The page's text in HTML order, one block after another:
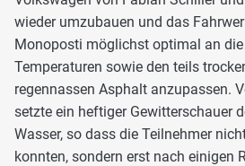
wieder umzubauen und das
Monoposti möglichst optimal an
Temperaturen sowie den teils
regennassen Asphalt anzupassen.
setzte ein heftiger Gewitterschauer
Wasser, so dass die Teilnehmer
konnten, sondern erst nach einigen